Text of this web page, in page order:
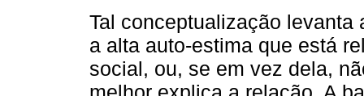
Tal conceptualização levanta
a alta auto-estima que está
social, ou, se em vez dela,